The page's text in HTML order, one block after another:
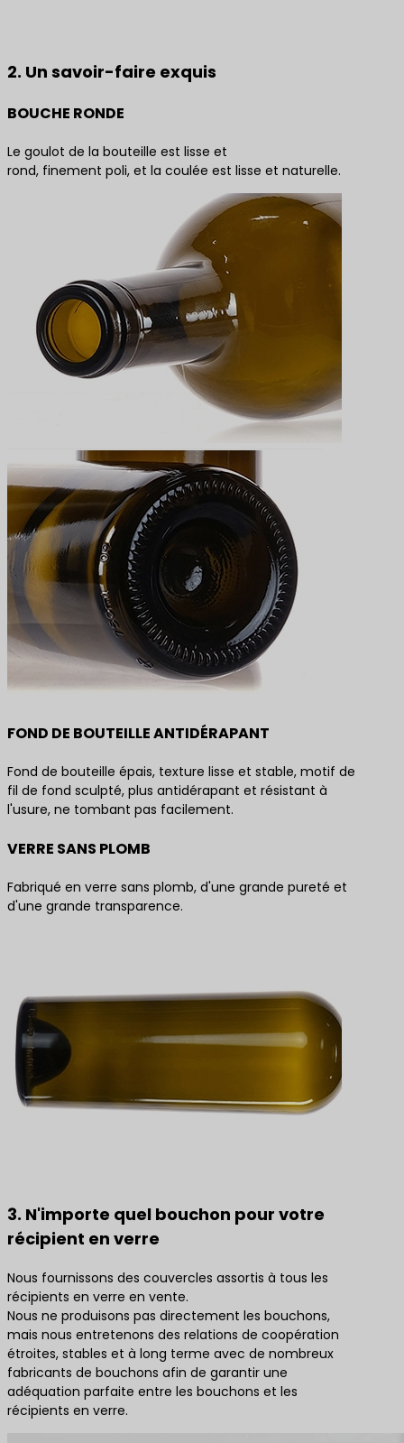
2. Un savoir-faire exquis
BOUCHE RONDE
Le goulot de la bouteille est lisse et
rond, finement poli, et la coulée est lisse et naturelle.
FOND DE BOUTEILLE ANTIDÉRAPANT
Fond de bouteille épais, texture lisse et stable, motif de
fil de fond sculpté, plus antidérapant et résistant à
l'usure, ne tombant pas facilement.
VERRE SANS PLOMB
Fabriqué en verre sans plomb, d'une grande pureté et
d'une grande transparence.
3. N'importe quel bouchon pour votre
récipient en verre
Nous fournissons des couvercles assortis à tous les
récipients en verre en vente.
Nous ne produisons pas directement les bouchons,
mais nous entretenons des relations de coopération
étroites, stables et à long terme avec de nombreux
fabricants de bouchons afin de garantir une
adéquation parfaite entre les bouchons et les
récipients en verre.